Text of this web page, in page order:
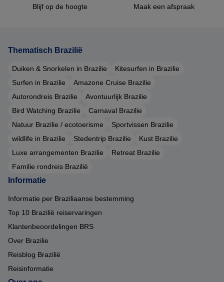
Blijf op de hoogte Maak een afspraak
Thematisch Brazilië
Duiken & Snorkelen in Brazilie
Kitesurfen in Brazilie
Surfen in Brazilie
Amazone Cruise Brazilie
Autorondreis Brazilie
Avontuurlijk Brazilie
Bird Watching Brazilie
Carnaval Brazilie
Natuur Brazilie / ecotoerisme
Sportvissen Brazilie
wildlife in Brazilie
Stedentrip Brazilie
Kust Brazilie
Luxe arrangementen Brazilie
Retreat Brazilie
Familie rondreis Brazilië
Informatie
Informatie per Braziliaanse bestemming
Top 10 Brazilië reiservaringen
Klantenbeoordelingen BRS
Over Brazilie
Reisblog Brazilië
Reisinformatie